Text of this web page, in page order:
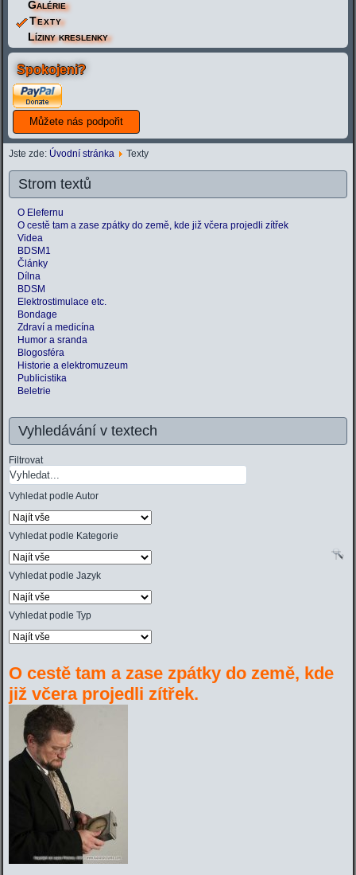
Galérie
Texty
Líziny kreslenky
Spokojeni?
Jste zde: Úvodní stránka Texty
Strom textů
O Elefernu
O cestě tam a zase zpátky do země, kde již včera projedli zítřek
Videa
BDSM1
Články
Dílna
BDSM
Elektrostimulace etc.
Bondage
Zdraví a medicína
Humor a sranda
Blogosféra
Historie a elektromuzeum
Publicistika
Beletrie
Vyhledávání v textech
Filtrovat
Vyhledat podle Autor
Vyhledat podle Kategorie
Vyhledat podle Jazyk
Vyhledat podle Typ
O cestě tam a zase zpátky do země, kde
již včera projedli zítřek.